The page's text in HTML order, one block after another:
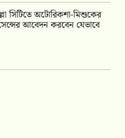
সিটিতে অটোরিকশা-মিশুকের
আবেদন করবেন যেভাবে